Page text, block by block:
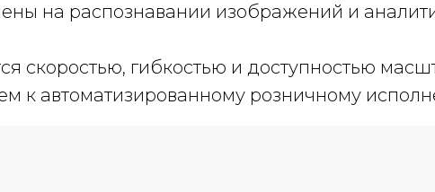
на распознавании изображений и
скоростью, гибкостью и доступностью
к автоматизированному розничному